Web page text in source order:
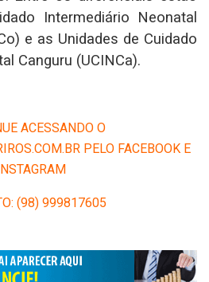
Intermediário Neonatal
e as Unidades de Cuidado
Canguru (UCINCa).
ACESSANDO O
PELO FACEBOOK E
(98) 999817605